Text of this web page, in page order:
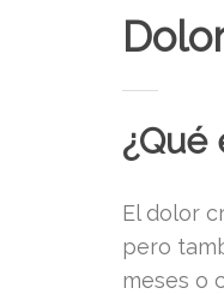
¿Qué
El dolor
pero
meses o